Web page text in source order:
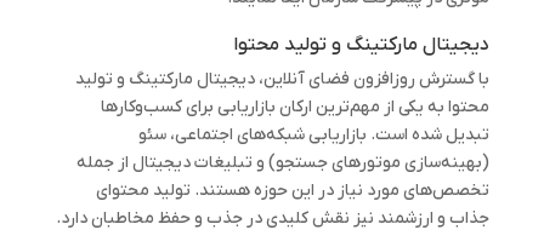
دیجیتال مارکتینگ و تولید محتوا
با گسترش روزافزون فضای آنلاین، دیجیتال مارکتینگ و تولید
محتوا به یکی از مهم‌ترین ارکان بازاریابی برای کسب‌وکارها
تبدیل شده است. بازاریابی شبکه‌های اجتماعی، سئو
(بهینه‌سازی موتورهای جستجو) و تبلیغات دیجیتال از جمله
تخصص‌های مورد نیاز در این حوزه هستند. تولید محتوای
جذاب و ارزشمند نیز نقش کلیدی در جذب و حفظ مخاطبان دارد.